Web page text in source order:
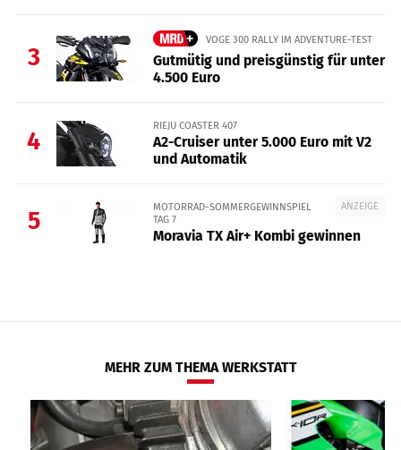
3
VOGE 300 RALLY IM ADVENTURE-TEST
Gutmütig und preisgünstig für unter
4.500 Euro
4
RIEJU COASTER 407
A2-Cruiser unter 5.000 Euro mit V2
und Automatik
5
ANZEIGE
MOTORRAD-SOMMERGEWINNSPIEL
TAG 7
Moravia TX Air+ Kombi gewinnen
MEHR ZUM THEMA WERKSTATT